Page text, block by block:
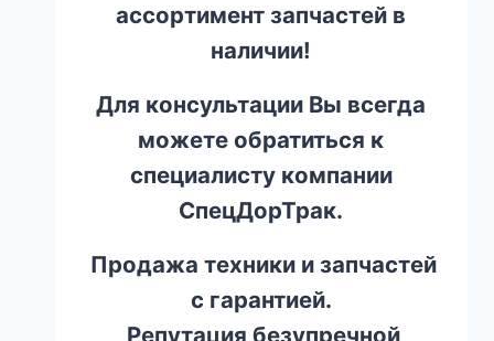
ассортимент запчастей в
наличии!
Для консультации Вы всегда
можете обратиться к
специалисту компании
СпецДорТрак.
Продажа техники и запчастей
с гарантией.
Репутация безупречной